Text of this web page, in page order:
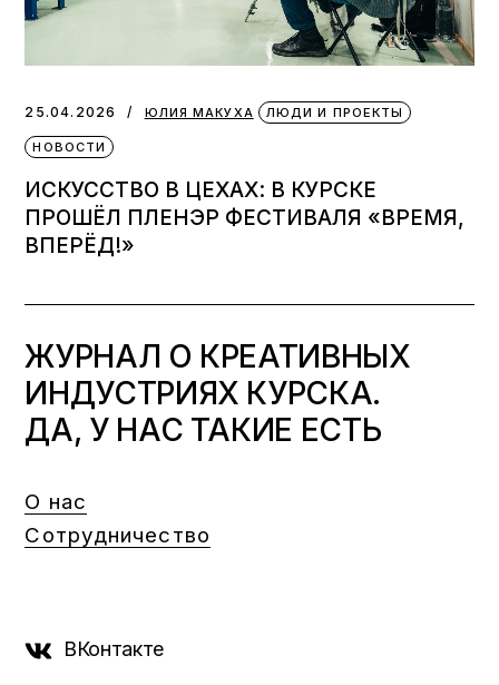
25.04.2026 ЮЛИЯ МАКУХА ЛЮДИ И ПРОЕКТЫ
НОВОСТИ
ИСКУССТВО В ЦЕХАХ: В КУРСКЕ
ПРОШЁЛ ПЛЕНЭР ФЕСТИВАЛЯ «ВРЕМЯ,
ВПЕРЁД!»
ЖУРНАЛ О КРЕАТИВНЫХ
ИНДУСТРИЯХ КУРСКА.
ДА, У НАС ТАКИЕ ЕСТЬ
О нас
Сотрудничество
ВКонтакте